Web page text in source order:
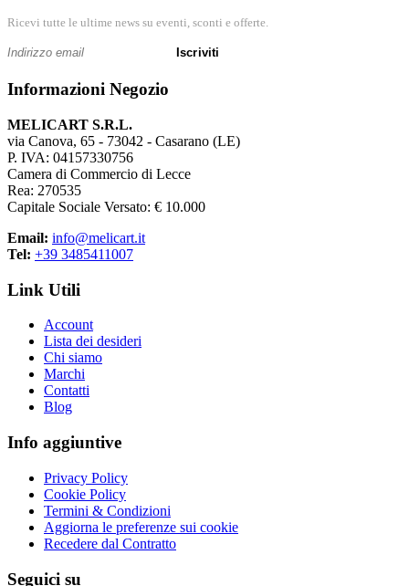
Ricevi tutte le ultime news su eventi, sconti e offerte.
Iscriviti
Informazioni Negozio
MELICART S.R.L.
via Canova, 65 - 73042 - Casarano (LE)
P. IVA: 04157330756
Camera di Commercio di Lecce
Rea: 270535
Capitale Sociale Versato: € 10.000
Email: info@melicart.it
Tel: +39 3485411007
Link Utili
Account
Lista dei desideri
Chi siamo
Marchi
Contatti
Blog
Info aggiuntive
Privacy Policy
Cookie Policy
Termini & Condizioni
Aggiorna le preferenze sui cookie
Recedere dal Contratto
Seguici su